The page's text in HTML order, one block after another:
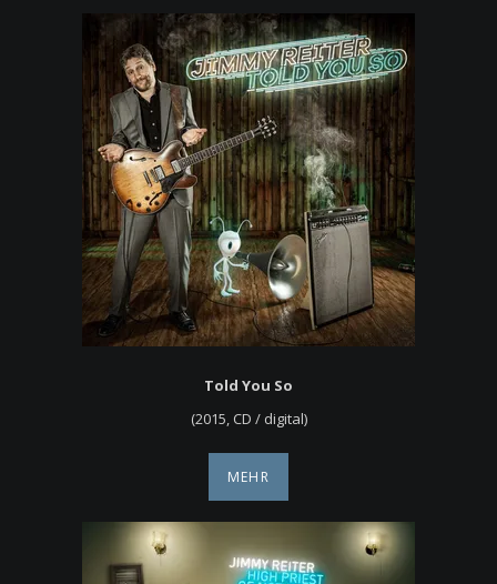
Told You So
(2015, CD / digital)
MEHR